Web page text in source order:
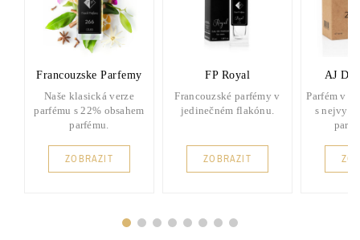
Francouzske Parfemy
Naše klasická verze
parfému s 22% obsahem
parfému.
ZOBRAZIT
FP Royal
Francouzské parfémy v
jedinečném flakónu.
ZOBRAZIT
AJ
Parfém v
s